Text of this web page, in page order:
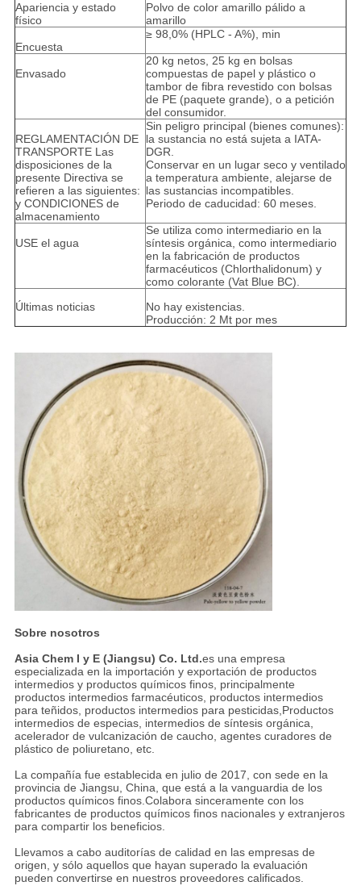
Apariencia y estado
físico
Polvo de color amarillo pálido a
amarillo
Encuesta
≥ 98,0% (HPLC - A%), min
Envasado
20 kg netos, 25 kg en bolsas
compuestas de papel y plástico o
tambor de fibra revestido con bolsas
de PE (paquete grande), o a petición
del consumidor.
REGLAMENTACIÓN DE
TRANSPORTE Las
disposiciones de la
presente Directiva se
refieren a las siguientes:
y CONDICIONES de
almacenamiento
Sin peligro principal (bienes comunes):
la sustancia no está sujeta a IATA-
DGR.
Conservar en un lugar seco y ventilado
a temperatura ambiente, alejarse de
las sustancias incompatibles.
Periodo de caducidad: 60 meses.
USE el agua
Se utiliza como intermediario en la
síntesis orgánica, como intermediario
en la fabricación de productos
farmacéuticos (Chlorthalidonum) y
como colorante (Vat Blue BC).
Últimas noticias
No hay existencias.
Producción: 2 Mt por mes
Sobre nosotros
Asia Chem I y E (Jiangsu) Co. Ltd.es una empresa
especializada en la importación y exportación de productos
intermedios y productos químicos finos, principalmente
productos intermedios farmacéuticos, productos intermedios
para teñidos, productos intermedios para pesticidas,Productos
intermedios de especias, intermedios de síntesis orgánica,
acelerador de vulcanización de caucho, agentes curadores de
plástico de poliuretano, etc.
La compañía fue establecida en julio de 2017, con sede en la
provincia de Jiangsu, China, que está a la vanguardia de los
productos químicos finos.Colabora sinceramente con los
fabricantes de productos químicos finos nacionales y extranjeros
para compartir los beneficios.
Llevamos a cabo auditorías de calidad en las empresas de
origen, y sólo aquellos que hayan superado la evaluación
pueden convertirse en nuestros proveedores calificados.